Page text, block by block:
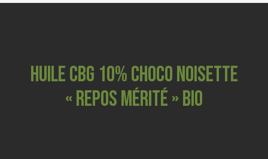
RESINES & POLLEN CBD
HUILE CBG 10% CHOCO NOISETTE
« REPOS MÉRITÉ » BIO